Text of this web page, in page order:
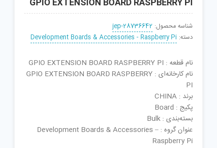
GPIO EXTENSION BOARD RASPBERRY PI
شناسه محصول: jep-28736642
دسته: Development Boards & Accessories - Raspberry Pi
نام قطعه : GPIO EXTENSION BOARD RASPBERRY PI
نام کارخانه‌ای : GPIO EXTENSION BOARD RASPBERRY
PI
برند : CHINA
پکیج : Board
بسته‌بندی : Bulk
عنوان گروه : Development Boards & Accessories –
Raspberry Pi